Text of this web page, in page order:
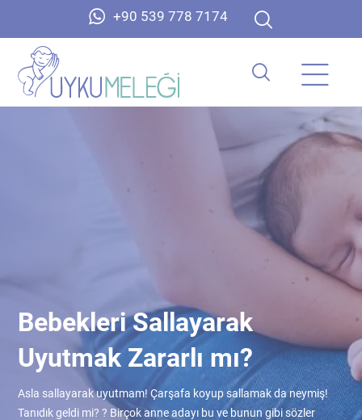
+90 539 778 7174
Bebekleri Sallayarak
Uyutmak Zararlı mı?
Asla sallayarak uyutmam! Çarşafa koyup sallamak da neymiş!
Tanıdık geldi mi? ? Birçok anne adayı bu ve bunun gibi sözler